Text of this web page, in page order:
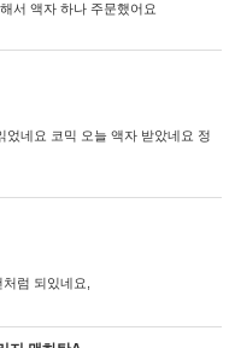
서 액자 하나 주문했어요
었네요 코믹 오늘 액자 받았네요 정
럼 되있네요,